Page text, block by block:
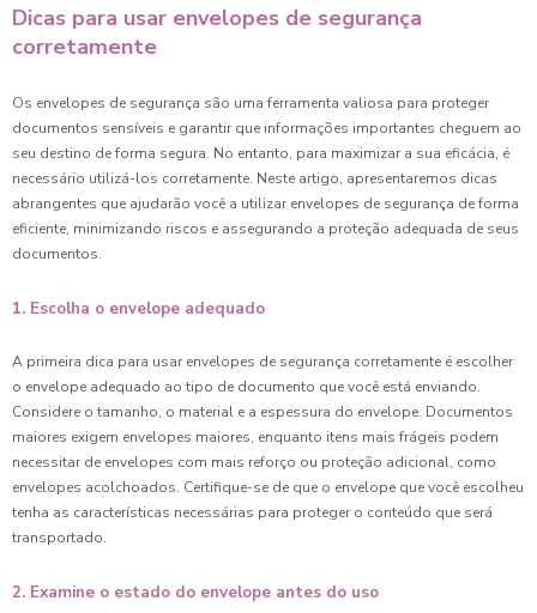
Dicas para usar envelopes de segurança
corretamente
Os envelopes de segurança são uma ferramenta valiosa para proteger
documentos sensíveis e garantir que informações importantes cheguem ao
seu destino de forma segura. No entanto, para maximizar a sua eficácia, é
necessário utilizá-los corretamente. Neste artigo, apresentaremos dicas
abrangentes que ajudarão você a utilizar envelopes de segurança de forma
eficiente, minimizando riscos e assegurando a proteção adequada de seus
documentos.
1. Escolha o envelope adequado
A primeira dica para usar envelopes de segurança corretamente é escolher
o envelope adequado ao tipo de documento que você está enviando.
Considere o tamanho, o material e a espessura do envelope. Documentos
maiores exigem envelopes maiores, enquanto itens mais frágeis podem
necessitar de envelopes com mais reforço ou proteção adicional, como
envelopes acolchoados. Certifique-se de que o envelope que você escolheu
tenha as características necessárias para proteger o conteúdo que será
transportado.
2. Examine o estado do envelope antes do uso